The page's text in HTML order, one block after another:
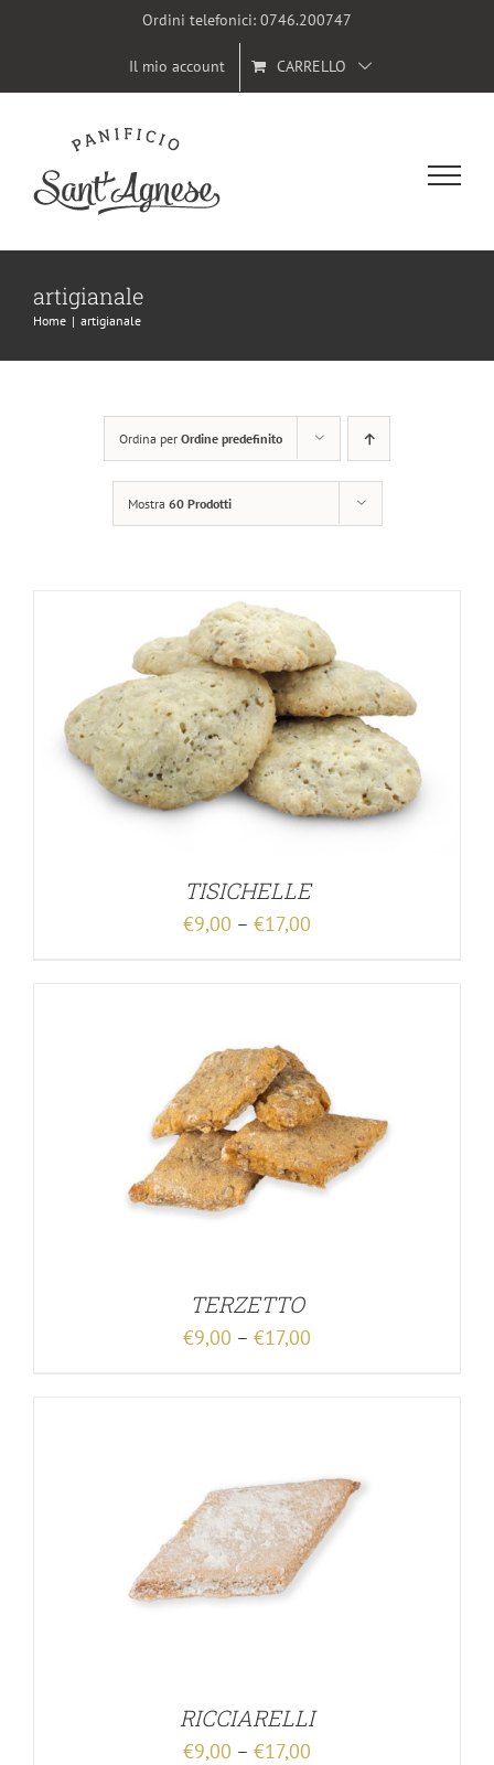
Ordini telefonici: 0746.200747
Il mio account CARRELLO
artigianale
Home | artigianale
Ordina per Ordine predefinito
Mostra 60 Prodotti
TISICHELLE
€9,00 – €17,00
TERZETTO
€9,00 – €17,00
RICCIARELLI
€9,00 – €17,00